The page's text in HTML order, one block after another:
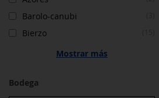
Barolo-canubi
Bierzo
Mostrar más
Bodega